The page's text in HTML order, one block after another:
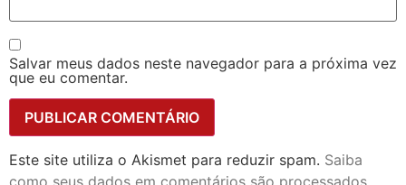
Salvar meus dados neste navegador para a próxima vez
que eu comentar.
Este site utiliza o Akismet para reduzir spam. Saiba